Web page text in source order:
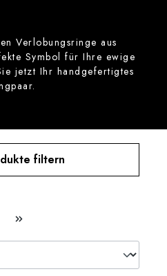
Verlobungsringe aus
Symbol für Ihre ewige
jetzt Ihr handgefertigtes
filtern